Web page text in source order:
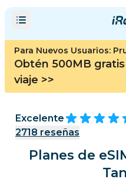
Para Nuevos Usuarios:
Obtén 500MB
viaje >>
Excelente
2718 reseñas
Planes de